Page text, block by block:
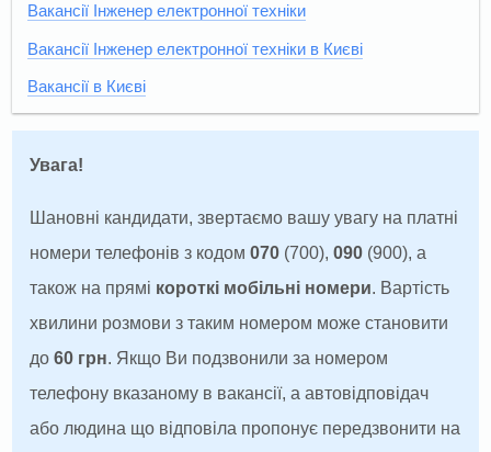
Вакансії Інженер електронної техніки
Вакансії Інженер електронної техніки в Києві
Вакансії в Києві
Увага!
Шановні кандидати, звертаємо вашу увагу на платні
номери телефонів з кодом070 (700),090 (900), а
також на прямі короткі мобільні номери. Вартість
хвилини розмови з таким номером може становити
до60 грн. Якщо Ви подзвонили за номером
телефону вказаному в вакансії, а автовідповідач
або людина що відповіла пропонує передзвонити на